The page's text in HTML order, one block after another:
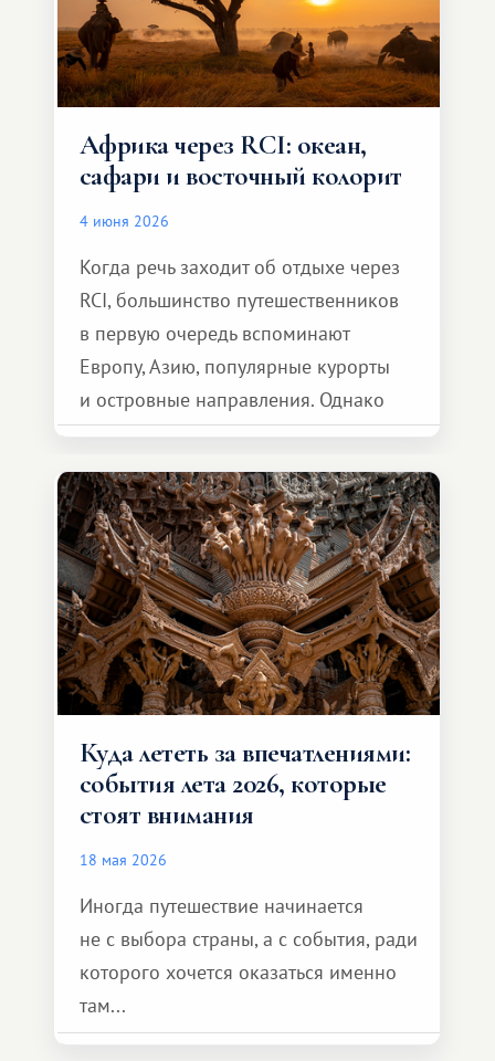
Африка через RCI: океан,
сафари и восточный колорит
4 июня 2026
Когда речь заходит об отдыхе через
RCI, большинство путешественников
в первую очередь вспоминают
Европу, Азию, популярные курорты
и островные направления. Однако
возможности обменной системы
значительно шире. Среди них есть
и Африка — континент, который
способен подарить совершенно иной
формат путешествия.
Куда лететь за впечатлениями:
события лета 2026, которые
стоят внимания
18 мая 2026
Иногда путешествие начинается
не с выбора страны, а с события, ради
которого хочется оказаться именно
там...